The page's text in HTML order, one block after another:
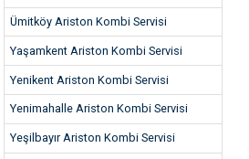
Ümitköy Ariston Kombi Servisi
Yaşamkent Ariston Kombi Servisi
Yenikent Ariston Kombi Servisi
Yenimahalle Ariston Kombi Servisi
Yeşilbayır Ariston Kombi Servisi